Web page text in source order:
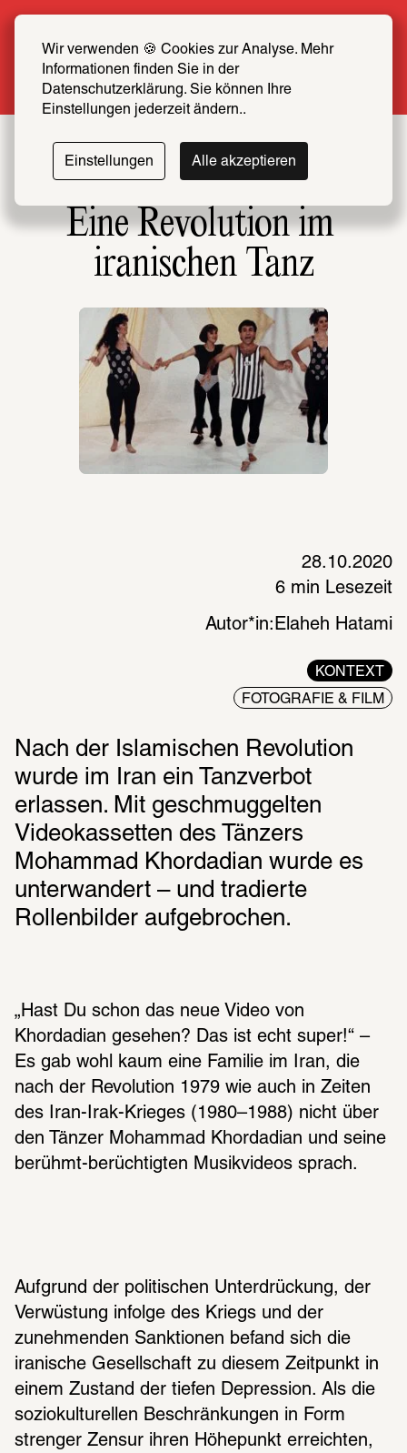
Wir verwenden 🍪 Cookies zur Analyse. Mehr
Informationen finden Sie in der
Datenschutzerklärung. Sie können Ihre
Einstellungen jederzeit ändern..
Einstellungen Alle akzeptieren
SCHIRN FREUND*IN werden
Mehr erfahren
Eine Revolution im
iranischen Tanz
28.10.2020
6 min Lesezeit
Autor*in: Elaheh Hatami
KONTEXT
FOTOGRAFIE & FILM
Nach der Islamischen Revolution
wurde im Iran ein Tanzverbot
erlassen. Mit geschmuggelten
Videokassetten des Tänzers
Mohammad Khordadian wurde es
unterwandert – und tradierte
Rollenbilder aufgebrochen.
„Hast Du schon das neue Video von
Khordadian gesehen? Das ist echt super!“ –
Es gab wohl kaum eine Familie im Iran, die
nach der Revolution 1979 wie auch in Zeiten
des Iran-Irak-Krieges (1980–1988) nicht über
den Tänzer Mohammad Khordadian und seine
berühmt-berüchtigten Musikvideos sprach.
Aufgrund der politischen Unterdrückung, der
Verwüstung infolge des Kriegs und der
zunehmenden Sanktionen befand sich die
iranische Gesellschaft zu diesem Zeitpunkt in
einem Zustand der tiefen Depression. Als die
soziokulturellen Beschränkungen in Form
strenger Zensur ihren Höhepunkt erreichten,